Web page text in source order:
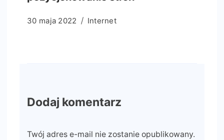
30 maja 2022 Internet
Dodaj komentarz
Twój adres e-mail nie zostanie opublikowany.